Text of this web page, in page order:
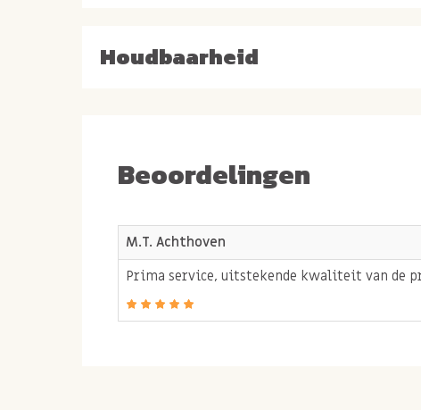
hoogwaardige biologische ingrediënten en biedt
keuze voor liefhebbers van pure chocolade met
Met minimaal85% cacaoproef je de volle en
chocolade, terwijl de lichte zoetheid van ruwe
zachte afronding. Ideaal als bewust
Houdbaarheid
Beoordelingen
M.T. Achthoven
Prima service, uitstekende kwaliteit van de